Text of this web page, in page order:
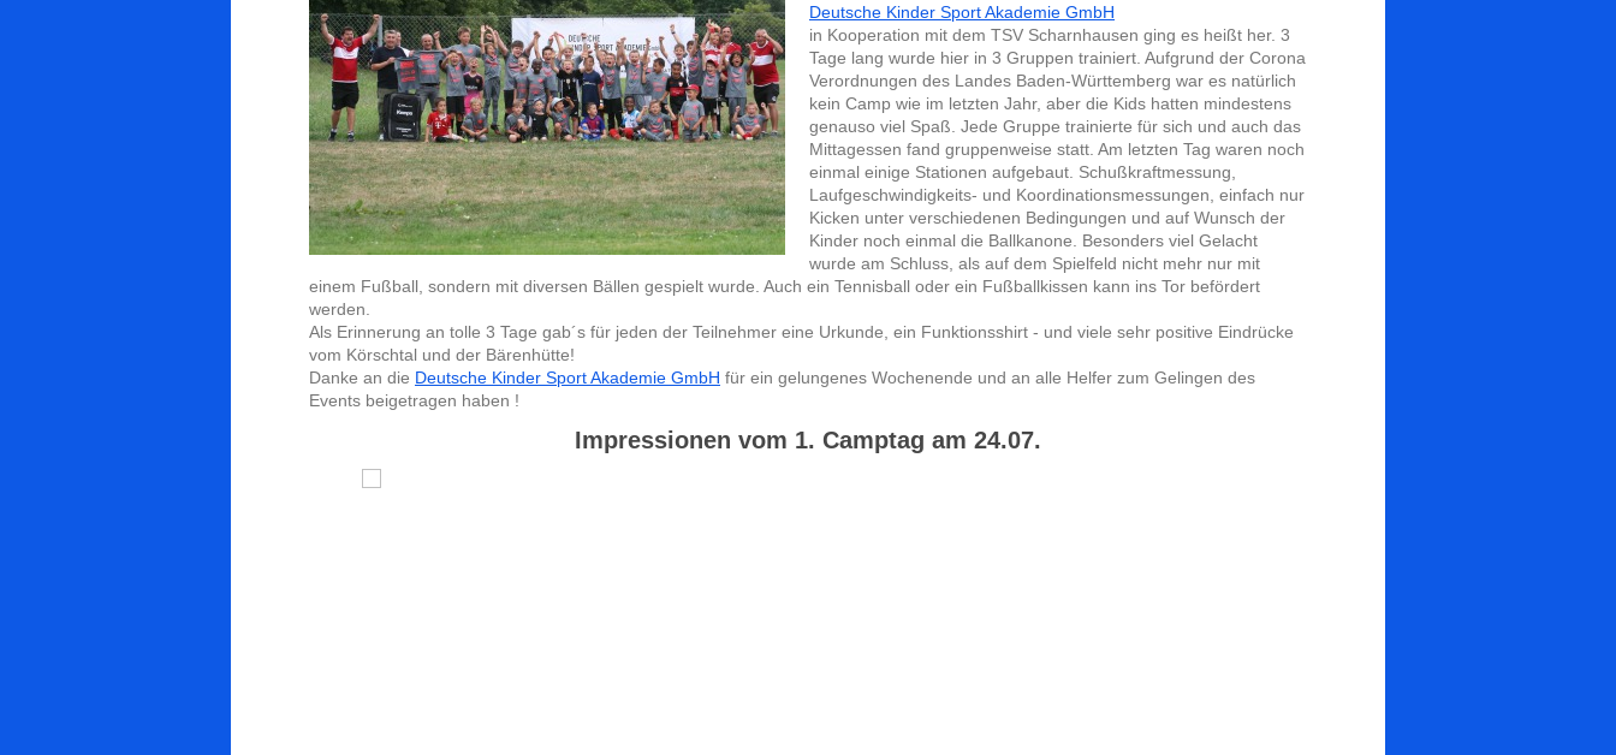
Deutsche Kinder Sport Akademie GmbH
in Kooperation mit dem TSV Scharnhausen ging es heißt her. 3
Tage lang wurde hier in 3 Gruppen trainiert. Aufgrund der Corona
Verordnungen des Landes Baden-Württemberg war es natürlich
kein Camp wie im letzten Jahr, aber die Kids hatten mindestens
genauso viel Spaß. Jede Gruppe trainierte für sich und auch das
Mittagessen fand gruppenweise statt. Am letzten Tag waren noch
einmal einige Stationen aufgebaut. Schußkraftmessung,
Laufgeschwindigkeits- und Koordinationsmessungen, einfach nur
Kicken unter verschiedenen Bedingungen und auf Wunsch der
Kinder noch einmal die Ballkanone. Besonders viel Gelacht
wurde am Schluss, als auf dem Spielfeld nicht mehr nur mit
einem Fußball, sondern mit diversen Bällen gespielt wurde. Auch ein Tennisball oder ein Fußballkissen kann ins Tor befördert
werden.
Als Erinnerung an tolle 3 Tage gab´s für jeden der Teilnehmer eine Urkunde, ein Funktionsshirt - und viele sehr positive Eindrücke
vom Körschtal und der Bärenhütte!
Danke an die Deutsche Kinder Sport Akademie GmbH für ein gelungenes Wochenende und an alle Helfer zum Gelingen des
Events beigetragen haben !
Impressionen vom 1. Camptag am 24.07.